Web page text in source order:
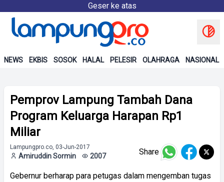
Geser ke atas
NEWS EKBIS SOSOK HALAL PELESIR OLAHRAGA NASIONAL
Pemprov Lampung Tambah Dana
Program Keluarga Harapan Rp1
Miliar
Lampungpro.co, 03-Jun-2017
Amiruddin Sormin 2007 Share
Gebernur berharap para petugas dalam mengemban tugas